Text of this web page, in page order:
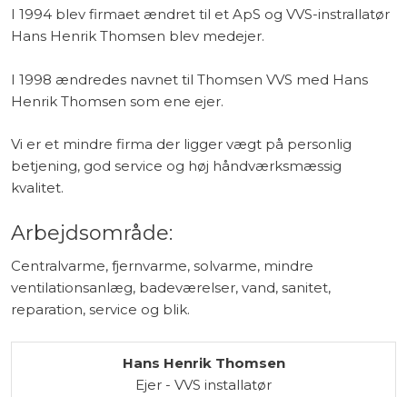
I 1994 blev firmaet ændret til et ApS og VVS-instrallatør
Hans Henrik Thomsen blev medejer.
I 1998 ændredes navnet til Thomsen VVS med Hans
Henrik Thomsen som ene ejer.​
Vi er et mindre firma der ligger vægt på personlig
betjening, god service og høj håndværksmæssig
kvalitet.
Arbejdsområde:
Centralvarme, fjernvarme, solvarme, mindre
ventilationsanlæg, badeværelser, vand, sanitet,
reparation, service og blik.​
Hans Henrik Thomsen
Ejer - VVS installatør